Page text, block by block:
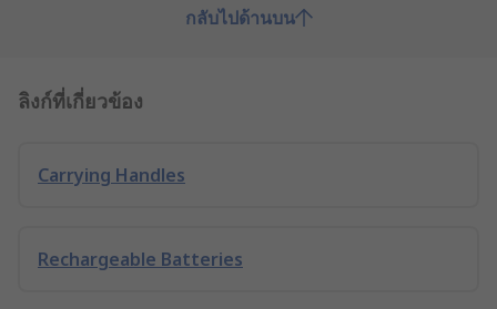
กลับไปด้านบน
ลิงก์ที่เกี่ยวข้อง
Carrying Handles
Rechargeable Batteries